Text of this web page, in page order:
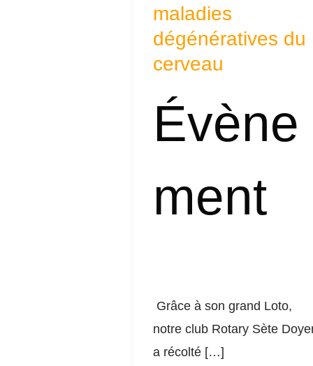
maladies
dégénératives du
cerveau
Évène
ment
Grâce à son grand Loto,
notre club Rotary Sète
a récolté […]
dégénératives
du
cerveau